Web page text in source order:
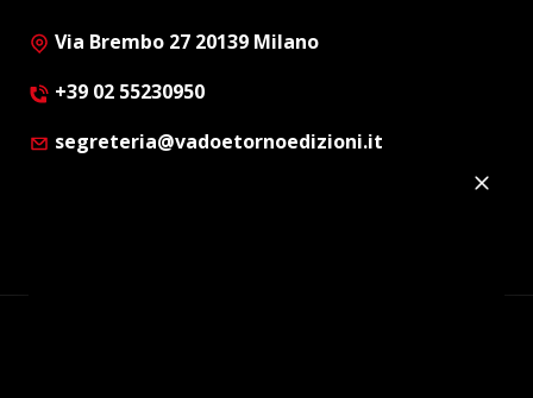
Via Brembo 27 20139 Milano
+39 02 55230950
segreteria@vadoetornoedizioni.it